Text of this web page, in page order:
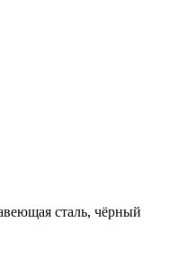
сталь, чёрный